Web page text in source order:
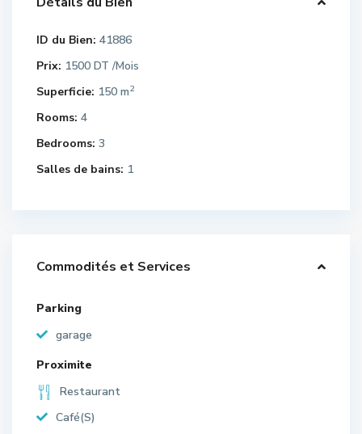
ID du Bien: 41886
Prix: 1500 DT /Mois
Superficie: 150 m2
Rooms: 4
Bedrooms: 3
Salles de bains: 1
Commodités et Services
Parking
garage
Proximite
Restaurant
Café(S)